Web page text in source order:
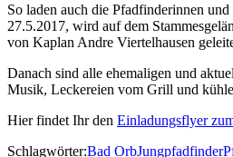
So laden auch die Pfadfinderinnen
27.5.2017, wird auf dem
von Kaplan Andre Viertelhausen
Danach sind alle ehemaligen und
Musik, Leckereien vom Grill und
Hier findet Ihr den Einladungsflyer
Schlagwörter:Bad OrbJungpfadfinder